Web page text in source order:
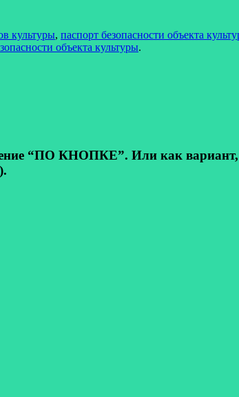
культуры, паспорт безопасности объекта
объекта культуры.
“ПО КНОПКЕ”. Или как вариант,